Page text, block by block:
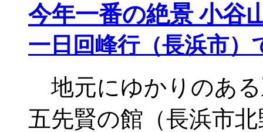
今年一番の絶景 小谷
一日回峰行（長浜市）
地元にゆかりのあ
五先賢の館（長浜市